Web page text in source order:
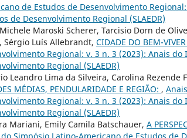
de Estudos de Desenvolvimento
de Desenvolvimento Regional (SLAEDR)
Maroski Scherer, Tarcisio Dorn de
Sérgio Luís Allebrandt, CIDADE DO BEM-VIVER
Regional: v. 3 n. 3 (2023): Anais
Regional (SLAEDR)
Leandro Lima da Silveira, Carolina Rezende
MÉDIAS, PENDULARIDADE E REGIÃO: ,
Regional: v. 3 n. 3 (2023): Anais
Regional (SLAEDR)
Mariani, Emily Camila Batschauer, A